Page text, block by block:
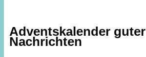
Adventskalender guter
Nachrichten